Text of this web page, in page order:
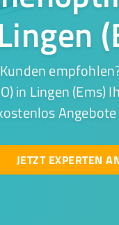
in Lingen (Ems)
JETZT EXPERTEN